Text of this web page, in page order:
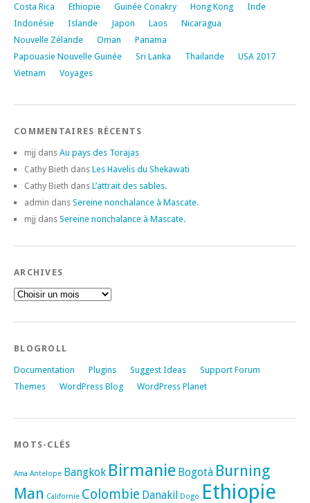
Costa Rica
Ethiopie Guinée Conakry Hong Kong
Inde
Indonésie
Islande Japon Laos
Nicaragua
Nouvelle Zélande
Oman
Panama
Papouasie Nouvelle Guinée
Sri Lanka Thailande
USA 2017
Vietnam
Voyages
COMMENTAIRES RÉCENTS
mjj dans Au pays des Torajas
Cathy Bieth dans Les Havelis du Shekawati
Cathy Bieth dans L’attrait des sables.
admin dans Sereine nonchalance à Mascate.
mjj dans Sereine nonchalance à Mascate.
ARCHIVES
BLOGROLL
Documentation Plugins Suggest Ideas
Support Forum
Themes
WordPress Blog WordPress Planet
MOTS-CLÉS
Ama Antelope Bangkok Birmanie Bogotà Burning
Man Californie Colombie Danakil Dogo Ethiopie